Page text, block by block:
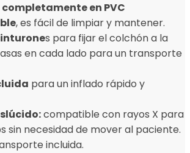
en PVC
, es fácil de limpiar y mantener.
s para fijar el colchón a la
en cada lado para un transporte
para un inflado rápido y
compatible con rayos X para
sin necesidad de mover al paciente.
incluida.